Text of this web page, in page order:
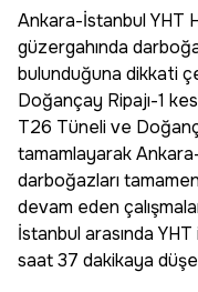
Ankara-İstanbul YHT
güzergahında
bulunduğuna dikkati
Doğançay Ripajı-1
T26 Tüneli ve
tamamlayarak
darboğazları
devam eden
İstanbul arasında
saat 37 dakikaya